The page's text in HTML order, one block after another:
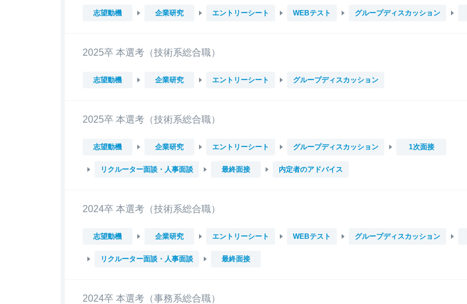
志望動機 企業研究 エントリーシート WEBテスト グループディスカッション
2025卒 本選考（技術系総合職）
志望動機 企業研究 エントリーシート グループディスカッション
2025卒 本選考（技術系総合職）
志望動機 企業研究 エントリーシート グループディスカッション 1次面接
リクルーター面談・人事面談 最終面接 内定者のアドバイス
2024卒 本選考（技術系総合職）
志望動機 企業研究 エントリーシート WEBテスト グループディスカッション
リクルーター面談・人事面談 最終面接
2024卒 本選考（事務系総合職）